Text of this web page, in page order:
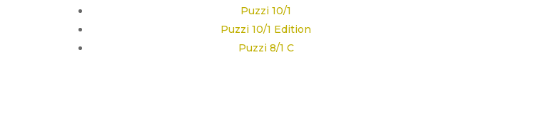
Puzzi 10/1
Puzzi 10/1 Edition
Puzzi 8/1 C